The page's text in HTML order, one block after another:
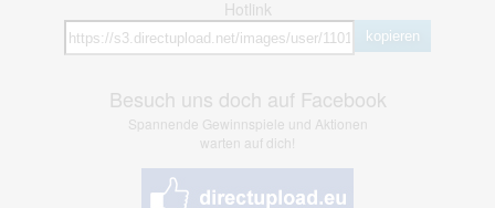
Hotlink
kopieren
Besuch uns doch auf Facebook
Spannende Gewinnspiele und Aktionen
warten auf dich!